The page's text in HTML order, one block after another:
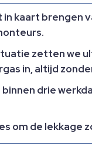
kaart brengen
zetten we
in, altijd
drie
om de lekkage